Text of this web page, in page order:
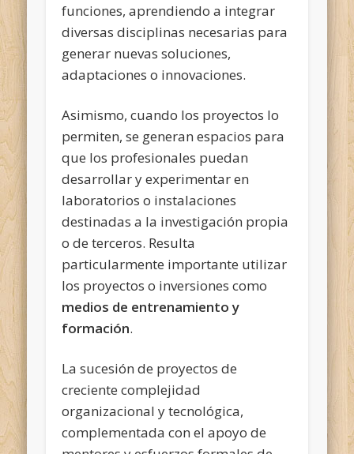
funciones, aprendiendo a integrar
diversas disciplinas necesarias para
generar nuevas soluciones,
adaptaciones o innovaciones.
Asimismo, cuando los proyectos lo
permiten, se generan espacios para
que los profesionales puedan
desarrollar y experimentar en
laboratorios o instalaciones
destinadas a la investigación propia
o de terceros. Resulta
particularmente importante utilizar
los proyectos o inversiones como
medios de entrenamiento y
formación.
La sucesión de proyectos de
creciente complejidad
organizacional y tecnológica,
complementada con el apoyo de